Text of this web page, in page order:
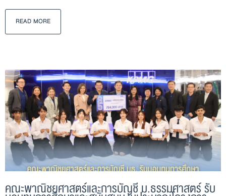
READ MORE
คณะพาณิชยศาสตร์และการบัญชี ม.ธรรมศาสตร์ รับ